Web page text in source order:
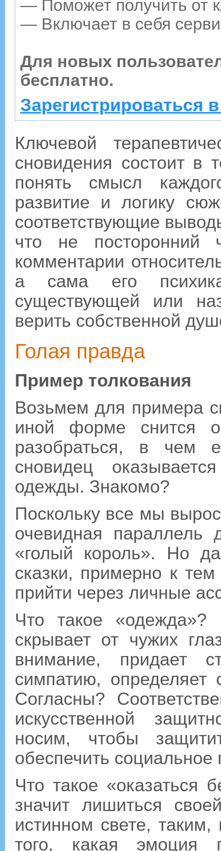
— Поможет получить от
— Включает в себя
Для новых
бесплатно.
Зарегистрироваться
Ключевой
сновидения состоит в
понять смысл
развитие и логику
соответствующие
что не посторонний
комментарии
а сама его
существующей или
верить собственной
Голая правда
Пример толкования
Возьмем для примера
иной форме снится
разобраться, в чем
сновидец
одежды. Знакомо?
Поскольку все мы
очевидная
«голый король». Но
сказки, примерно к
прийти через личные
Что такое
скрывает от чужих
внимание, придает
симпатию, определяет
Согласны?
искусственной
носим, чтобы
обеспечить социальное
Что такое «оказаться
значит лишиться
истинном свете,
того, какая